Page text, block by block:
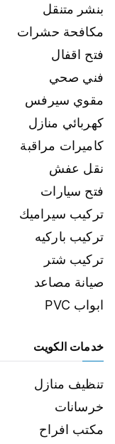
بنشر متنقل
مكافحة حشرات
فتح اقفال
فني صحي
مقوي سيرفس
كهربائي منازل
كاميرات مراقبة
نقل عفش
فتح سيارات
تركيب سيراميك
تركيب باركيه
تركيب شتر
صيانة مصاعد
ابواب PVC
خدمات الكويت
تنظيف منازل
خرسانات
مكتب افراح